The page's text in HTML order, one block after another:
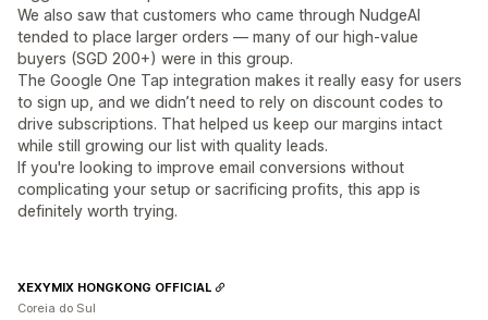
We also saw that customers who came through NudgeAI
tended to place larger orders — many of our high-value
buyers (SGD 200+) were in this group.
The Google One Tap integration makes it really easy for users
to sign up, and we didn’t need to rely on discount codes to
drive subscriptions. That helped us keep our margins intact
while still growing our list with quality leads.
If you're looking to improve email conversions without
complicating your setup or sacrificing profits, this app is
definitely worth trying.
XEXYMIX HONGKONG OFFICIAL
Coreia do Sul